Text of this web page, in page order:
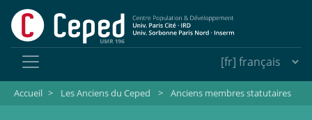
Accueil > Les Anciens du Ceped > Anciens membres statutaires